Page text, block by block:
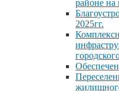
районе на
2025гг.